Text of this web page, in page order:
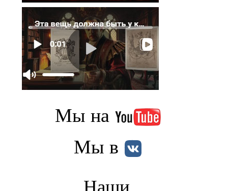
Мы на
Мы в